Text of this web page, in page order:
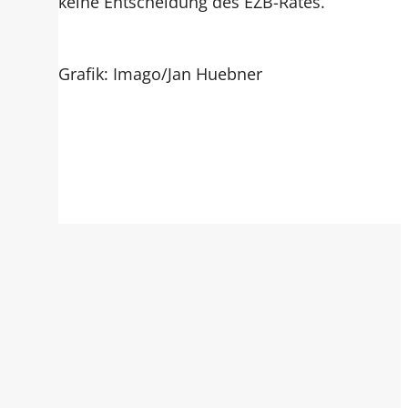
Grafik: Imago/Jan Huebner